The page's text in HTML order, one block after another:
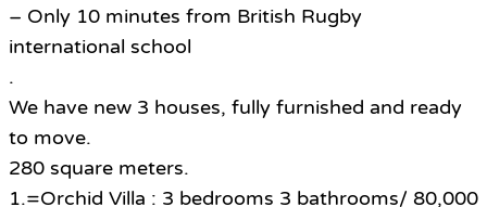
– Only 10 minutes from British Rugby
international school
.
We have new 3 houses, fully furnished and ready
to move.
280 square meters.
1.=Orchid Villa : 3 bedrooms 3 bathrooms/ 80,000